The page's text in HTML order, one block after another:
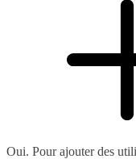
Oui. Pour ajouter des